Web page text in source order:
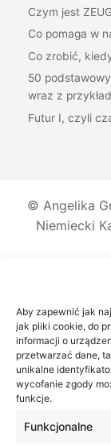
Aby zapewnić jak
jak pliki cookie, do
informacji o
przetwarzać dane,
unikalne
wycofanie zgody
funkcje.
Funkcjonalne
Czym jest
Co pomaga w
Co zrobić,
50
wraz z
Futur I, czyli
© Angelika
Niemiecki